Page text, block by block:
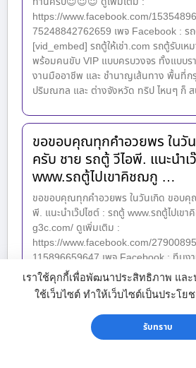
เราใช้คุกกี้เพื่อพัฒนาประสิทธิภาพ แล
ใช้เว็บไซต์ ทำให้เว็บไซต์เป็นประโ
รับทราบ
https://www.facebook.com/
75248842762659 เพจ Facebook : ร
[vid_embed] รถตู้ให้เช่า.com รถตู้รับเหม
พร้อมคนขับ VIP แบบครบวงจร ทั้งแบบร
งานมืออาชีพ และ ชำนาญเส้นทาง พื้นที่ก
ปริมณฑล และ ต่างจังหวัด ทริป ไหนๆ ก็
ขอขอบคุณทุกคำอวยพร ในวั
ครับ ชาย รถตู้ วีไอพี. แนะนำ
www.รถตู้ไปเขาคิชฌกู …
ขอขอบคุณทุกคำอวยพร ในวันเกิด ขอบคุ
พี. แนะนำเว๊ปไซต์ : รถตู้ www.รถตู้ไปเข
g3c.com/ ดูเพิ่มเติม :
https://www.facebook.com/
115896659647 เพจ Facebook : ทีมง
081-875-2547 [vid_embed] รถตู้ให้เช่
บริการให้เช่ารถตู้พร้อมคนขับ VIP แบบคร
รายเดือน โดยทีมงานมืออาชีพ และ ชำน
กรุงเทพมหานคร ปริมณฑล และ ต่างจังห
ประทับใจ เมื่อใช้บริการของเรา บริการให้